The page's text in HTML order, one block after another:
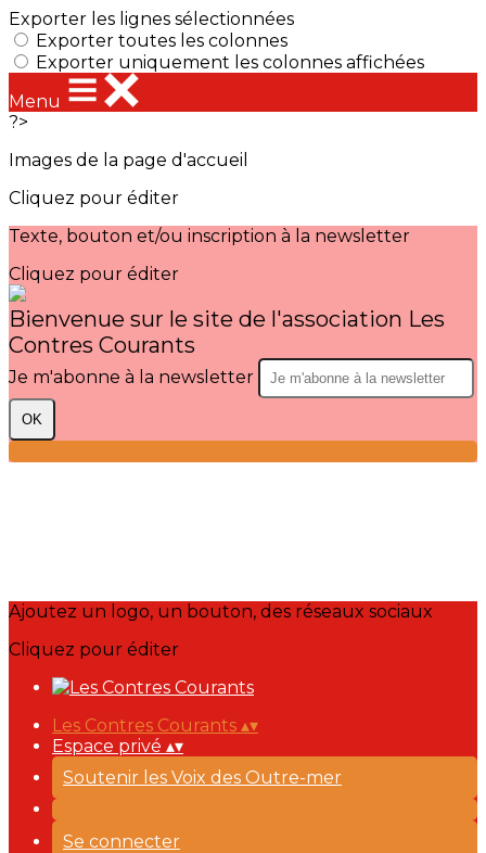
Exporter les lignes sélectionnées
Exporter toutes les colonnes
Exporter uniquement les colonnes affichées
Menu
?>
Images de la page d'accueil
Cliquez pour éditer
Texte, bouton et/ou inscription à la newsletter
Cliquez pour éditer
Bienvenue sur le site de l'association Les
Contres Courants
Je m'abonne à la newsletter
OK
Ajoutez un logo, un bouton, des réseaux sociaux
Cliquez pour éditer
Les Contres Courants ▴▾
Espace privé ▴▾
Soutenir les Voix des Outre-mer
Se connecter